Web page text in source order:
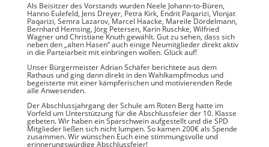
Als Beisitzer des Vorstands wurden Neele Johann-to-Büren,
Hanno Eulefeld, Jens Dreyer, Petra Kirk, Endrit Paqarizi, Vlonjat
Paqarizi, Semra Lazarov, Marcel Haacke, Mareile Dördelmann,
Bernhard Hemsing, Jörg Petersen, Karin Ruschke, Wilfried
Wagner und Christiane Knuth gewählt. Gut zu sehen, dass sich
neben den „alten Hasen“ auch einige Neumitglieder direkt aktiv
in die Parteiarbeit mit einbringen wollen. Glück auf!
Unser Bürgermeister Adrian Schäfer berichtete aus dem
Rathaus und ging dann direkt in den Wahlkampfmodus und
begeisterte mit einer kämpferischen und motivierenden Rede
alle Anwesenden.
Der Abschlussjahrgang der Schule am Roten Berg hatte im
Vorfeld um Unterstützung für die Abschlussfeier der 10. Klasse
gebeten. Wir haben ein Sparschwein aufgestellt und die SPD
Mitglieder ließen sich nicht lumpen. So kamen 200€ als Spende
zusammen. Wir wünschen Euch eine stimmungsvolle und
erinnerungswürdige Abschlussfeier!